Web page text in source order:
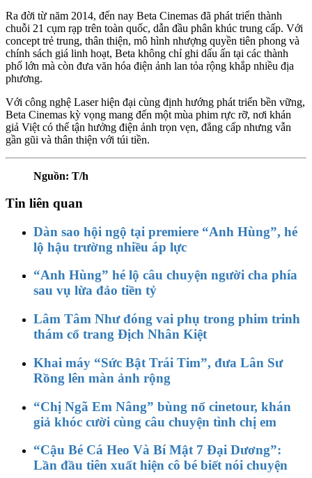
Ra đời từ năm 2014, đến nay Beta Cinemas đã phát triển thành
chuỗi 21 cụm rạp trên toàn quốc, dẫn đầu phân khúc trung cấp. Với
concept trẻ trung, thân thiện, mô hình nhượng quyền tiên phong và
chính sách giá linh hoạt, Beta không chỉ ghi dấu ấn tại các thành
phố lớn mà còn đưa văn hóa điện ảnh lan tỏa rộng khắp nhiều địa
phương.
Với công nghệ Laser hiện đại cùng định hướng phát triển bền vững,
Beta Cinemas kỳ vọng mang đến một mùa phim rực rỡ, nơi khán
giả Việt có thể tận hưởng điện ảnh trọn vẹn, đẳng cấp nhưng vẫn
gần gũi và thân thiện với túi tiền.
Nguồn: T/h
Tin liên quan
Dàn sao hội ngộ tại premiere “Anh Hùng”, hé
lộ hậu trường nhiều áp lực
“Anh Hùng” hé lộ câu chuyện người cha phía
sau vụ lừa đảo tiền tỷ
Lâm Tâm Như đóng vai phụ trong phim trinh
thám cổ trang Địch Nhân Kiệt
Khai máy “Sức Bật Trái Tim”, đưa Lân Sư
Rồng lên màn ảnh rộng
“Chị Ngã Em Nâng” bùng nổ cinetour, khán
giả khóc cười cùng câu chuyện tình chị em
“Cậu Bé Cá Heo Và Bí Mật 7 Đại Dương”:
Lần đầu tiên xuất hiện cô bé biết nói chuyện